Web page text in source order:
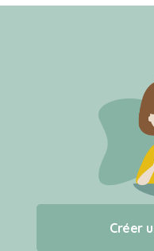
Qui
Créer